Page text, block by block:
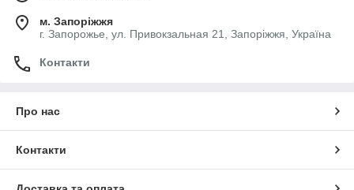
м. Запоріжжя
г. Запорожье, ул. Привокзальная 21, Запоріжжя, Україна
Контакти
Про нас
Контакти